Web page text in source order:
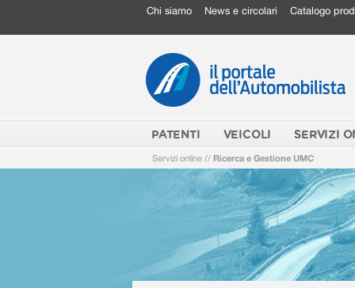
Chi siamo News e circolari Catalogo
PATENTI VEICOLI SERVIZI
Servizi online // Ricerca e Gestione UMC